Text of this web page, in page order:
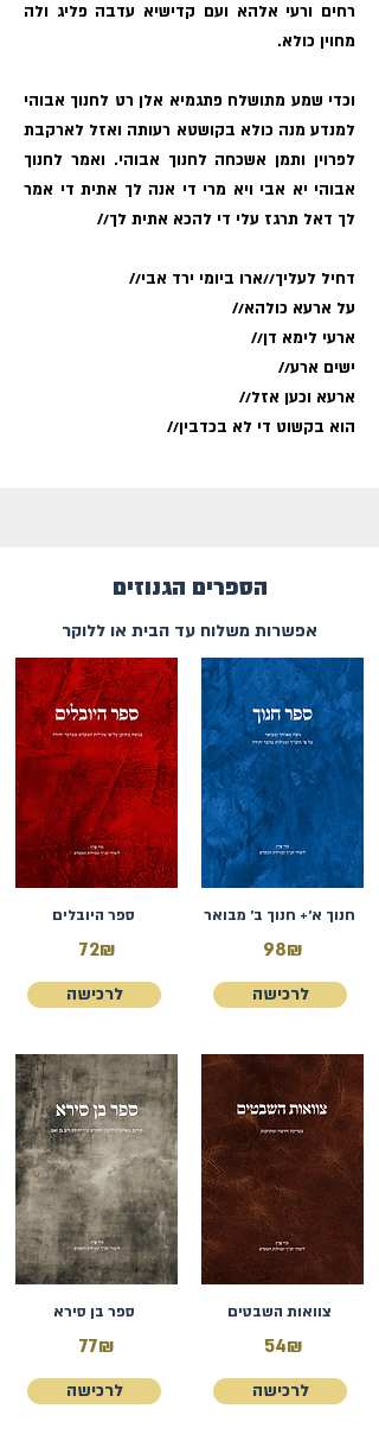
רחים ורעי אלהא ועם קדישיא‏ עדבה פליג ולה
מחוין כולא‏.
וכדי שמע מתושלח פתגמיא אלן‏ רט לחנוך אבוהי
למנדע מנה כולא ‏בקושטא רעותה ואזל לארקבת
לפרוין ותמן אשכחה לחנוך‏ אבוהי‏. ו‏אמר לחנוך
אבוהי יא אבי ויא מרי די אנה לך אתית‏ די אמר
לך דאל תרגז עלי די להכא אתית לך‏//
דחיל לעליך//‏ארו ביומי ירד אבי//
על ארעא כולהא//
ארעי לימא דן//
ישים ארע//
ארעא‏ וכען אזל//
הוא בקשוט די לא בכדבין//
הספרים הגנוזים
אפשרות משלוח עד הבית או ללוקר
חנוך א׳+ חנוך ב׳ מבואר
98₪
לרכישה
צוואות השבטים
54₪
לרכישה
ספר היובלים
72₪
לרכישה
ספר בן סירא
77₪
לרכישה